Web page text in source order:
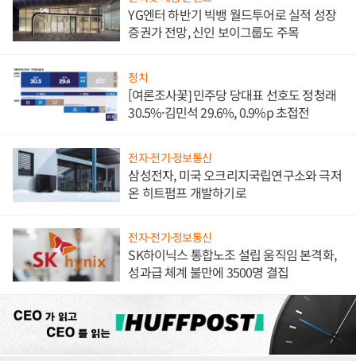
YG엔터 하반기 빅뱅 월드투어로 실적 성장
증권가 전망, 신인 보이그룹도 주목
정치
[여론조사꽃] 민주당 당대표 선호도 정청래
30.5%·김민석 29.6%, 0.9%p 초접전
전자·전기·정보통신
삼성전자, 미국 오크리지국립연구소와 극저
온 히트펌프 개발하기로
전자·전기·정보통신
SK하이닉스 통합노조 설립 움직임 본격화,
성과급 체계 불만에 3500명 결집